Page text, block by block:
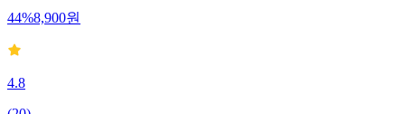
44%8,900원
4.8